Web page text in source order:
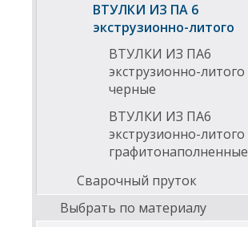
ВТУЛКИ ИЗ ПА 6
экструзионно-литого
ВТУЛКИ ИЗ ПА6
экструзионно-литого
черные
ВТУЛКИ ИЗ ПА6
экструзионно-литого
графитонаполненные
Сварочный пруток
Выбрать по материалу